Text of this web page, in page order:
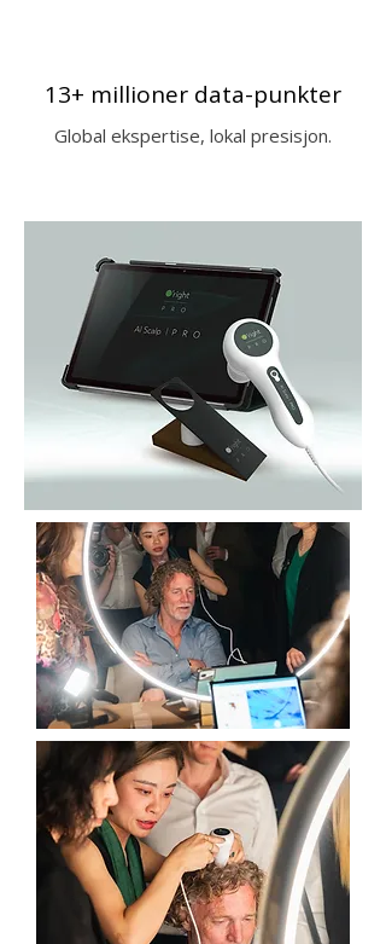
13+ millioner data-punkter
Global ekspertise, lokal presisjon.